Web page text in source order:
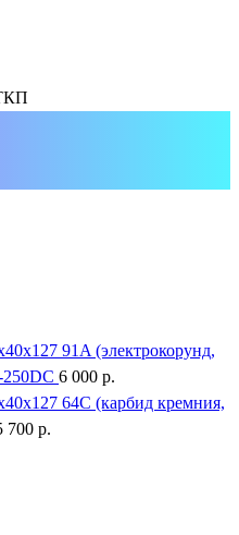
91A (электрокорунд,
6 000 р.
64С (карбид кремния,
700 р.